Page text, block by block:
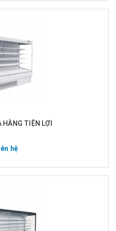
HÀNG TIỆN LỢI
hệ